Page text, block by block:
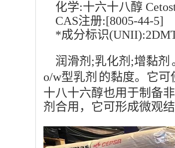
化学:十六十八醇
CAS注册:[8005-44-5]
*成分标识
润滑剂;乳化剂;增黏剂
o/w型乳剂 的黏度。它
十八十六醇也用于制备
剂合用，它可形成微观